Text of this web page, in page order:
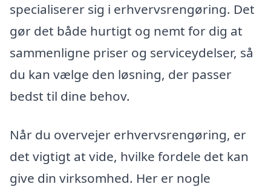
specialiserer sig i erhvervsrengøring. Det
gør det både hurtigt og nemt for dig at
sammenligne priser og serviceydelser, så
du kan vælge den løsning, der passer
bedst til dine behov.
Når du overvejer erhvervsrengøring, er
det vigtigt at vide, hvilke fordele det kan
give din virksomhed. Her er nogle